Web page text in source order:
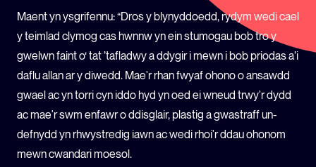
Maent yn ysgrifennu: “Dros y blynyddoedd, rydym wedi cael
y teimlad clymog cas hwnnw yn ein stumogau bob tro y
gwelwn faint o‘ tat ’tafladwy a ddygir i mewn i bob priodas a’i
daflu allan ar y diwedd. Mae'r rhan fwyaf ohono o ansawdd
gwael ac yn torri cyn iddo hyd yn oed ei wneud trwy'r dydd
ac mae'r swm enfawr o ddisglair, plastig a gwastraff un-
defnydd yn rhwystredig iawn ac wedi rhoi'r ddau ohonom
mewn cwandari moesol.